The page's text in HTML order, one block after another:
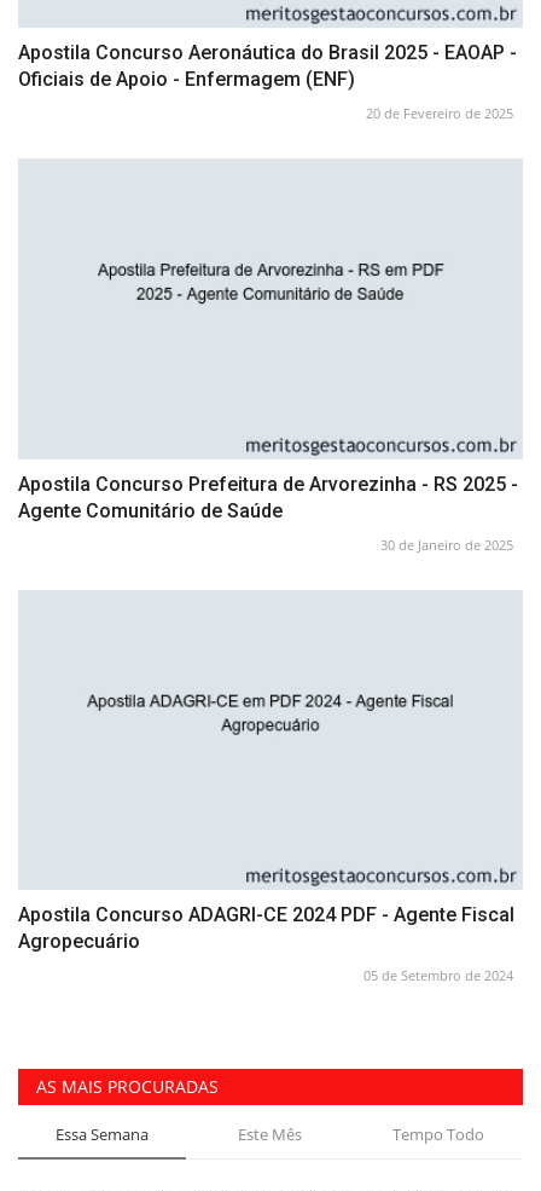
Apostila Concurso Aeronáutica do Brasil 2025 - EAOAP -
Oficiais de Apoio - Enfermagem (ENF)
20 de Fevereiro de 2025
Apostila Concurso Prefeitura de Arvorezinha - RS 2025 -
Agente Comunitário de Saúde
30 de Janeiro de 2025
Apostila Concurso ADAGRI-CE 2024 PDF - Agente Fiscal
Agropecuário
05 de Setembro de 2024
AS MAIS PROCURADAS
Essa Semana Este Mês Tempo Todo